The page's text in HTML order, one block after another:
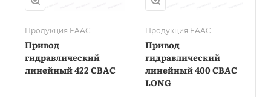
Продукция FAAC
Привод
гидравлический
линейный 422 CBAC
Продукция FAAC
Привод
гидравлический
линейный 400 CBAC
LONG